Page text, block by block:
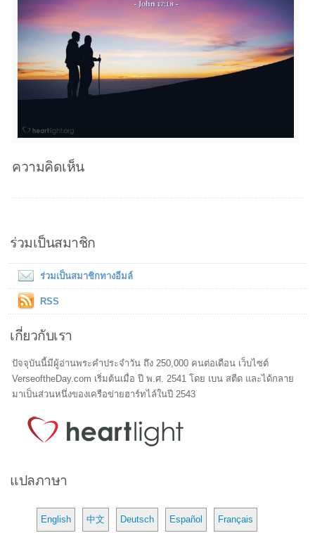
ความคิดเห็น
ร่วมเป็นสมาชิก
ร่วมเป็นสมาชิกทางอีมล์
RSS
เกี่ยวกับเรา
ปัจจุบันนี้มีผู้อ่านพระคำประจำวัน ถึง 250,000 คนต่อเดือน เว็บไซต์
VerseoftheDay.com เริ่มต้นเมื่อ ปี พ.ศ. 2541 โดย เบน สตีด และได้กลาย
มาเป็นส่วนหนึ่งของเครือข่ายฮาร์ทไล์ในปี 2543
แปลภาษา
English 中文 Deutsch Español Français